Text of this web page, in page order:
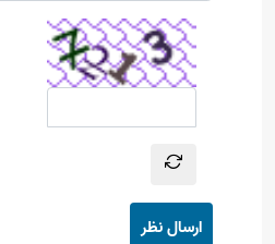
ارسال نظر